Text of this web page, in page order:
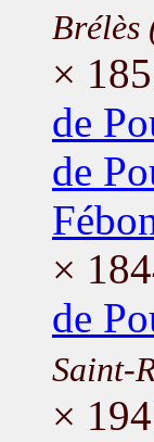
Brélès
×
de
de
×
de
Saint-
×